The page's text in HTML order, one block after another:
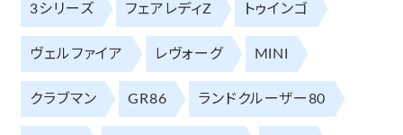
3シリーズ フェアレディZ トゥインゴ
ヴェルファイア レヴォーグ MINI
クラブマン GR86 ランドクルーザー80